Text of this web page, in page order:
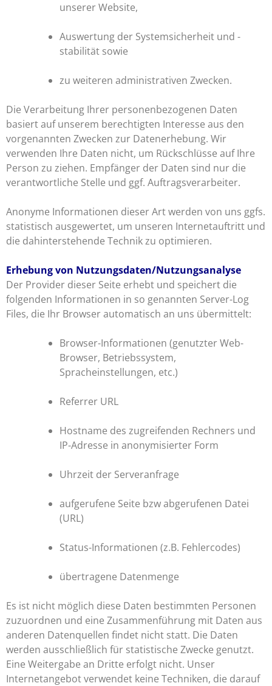
unserer Website,
Auswertung der Systemsicherheit und -
stabilität sowie
zu weiteren administrativen Zwecken.
Die Verarbeitung Ihrer personenbezogenen Daten
basiert auf unserem berechtigten Interesse aus den
vorgenannten Zwecken zur Datenerhebung. Wir
verwenden Ihre Daten nicht, um Rückschlüsse auf Ihre
Person zu ziehen. Empfänger der Daten sind nur die
verantwortliche Stelle und ggf. Auftragsverarbeiter.
Anonyme Informationen dieser Art werden von uns ggfs.
statistisch ausgewertet, um unseren Internetauftritt und
die dahinterstehende Technik zu optimieren.
Erhebung von Nutzungsdaten/Nutzungsanalyse
Der Provider dieser Seite erhebt und speichert die
folgenden Informationen in so genannten Server-Log
Files, die Ihr Browser automatisch an uns übermittelt:
Browser-Informationen (genutzter Web-
Browser, Betriebssystem,
Spracheinstellungen, etc.)
Referrer URL
Hostname des zugreifenden Rechners und
IP-Adresse in anonymisierter Form
Uhrzeit der Serveranfrage
aufgerufene Seite bzw abgerufenen Datei
(URL)
Status-Informationen (z.B. Fehlercodes)
übertragene Datenmenge
Es ist nicht möglich diese Daten bestimmten Personen
zuzuordnen und eine Zusammenführung mit Daten aus
anderen Datenquellen findet nicht statt. Die Daten
werden ausschließlich für statistische Zwecke genutzt.
Eine Weitergabe an Dritte erfolgt nicht. Unser
Internetangebot verwendet keine Techniken, die darauf